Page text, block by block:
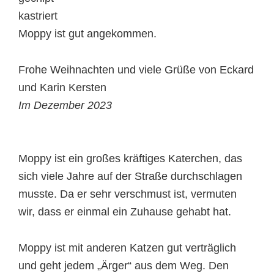
kastriert
Moppy ist gut angekommen.
Frohe Weihnachten und viele Grüße von Eckard
und Karin Kersten
Im Dezember 2023
Moppy ist ein großes kräftiges Katerchen, das
sich viele Jahre auf der Straße durchschlagen
musste. Da er sehr verschmust ist, vermuten
wir, dass er einmal ein Zuhause gehabt hat.
Moppy ist mit anderen Katzen gut verträglich
und geht jedem „Ärger“ aus dem Weg. Den